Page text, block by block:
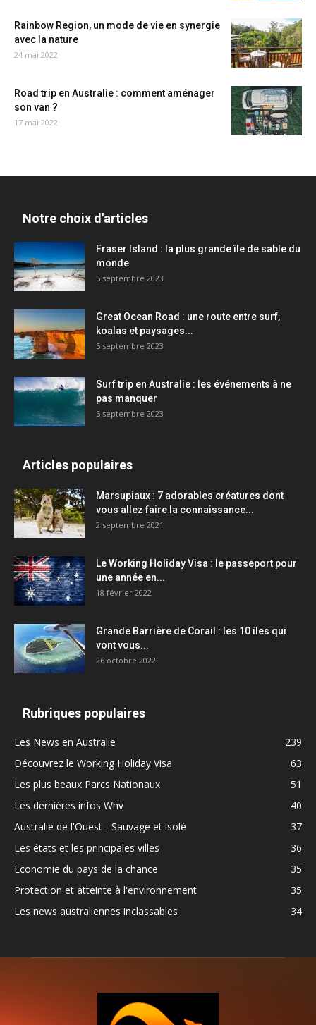
Rainbow Region, un mode de vie en synergie
avec la nature
24 mai 2022
Road trip en Australie : comment aménager
son van ?
17 mai 2022
Notre choix d'articles
Fraser Island : la plus grande île de sable du
monde
5 septembre 2023
Great Ocean Road : une route entre surf,
koalas et paysages...
5 septembre 2023
Surf trip en Australie : les événements à ne
pas manquer
5 septembre 2023
Articles populaires
Marsupiaux : 7 adorables créatures dont
vous allez faire la connaissance...
2 septembre 2021
Le Working Holiday Visa : le passeport pour
une année en...
18 février 2022
Grande Barrière de Corail : les 10 îles qui
vont vous...
26 octobre 2022
Rubriques populaires
Les News en Australie
239
Découvrez le Working Holiday Visa
63
Les plus beaux Parcs Nationaux
51
Les dernières infos Whv
40
Australie de l'Ouest - Sauvage et isolé
37
Les états et les principales villes
36
Economie du pays de la chance
35
Protection et atteinte à l'environnement
35
Les news australiennes inclassables
34